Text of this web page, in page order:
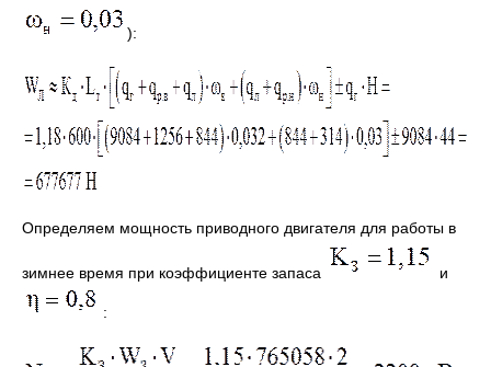
):
Определяем мощность приводного двигателя для работы в
зимнее время при коэффициенте запаса и
: